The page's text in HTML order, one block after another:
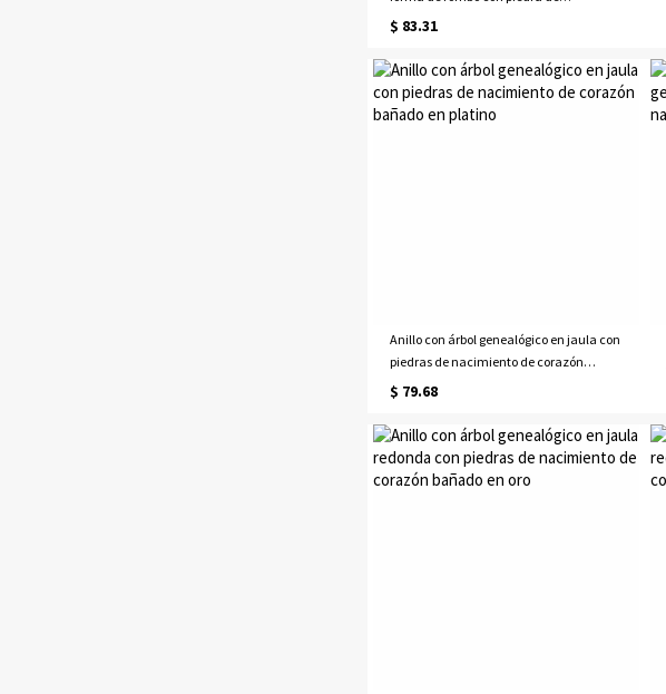
nacimiento en oro rosa
$ 83.31
Anillo con árbol genealógico en jaula con
piedras de nacimiento de corazón
bañado en platino
$ 79.68